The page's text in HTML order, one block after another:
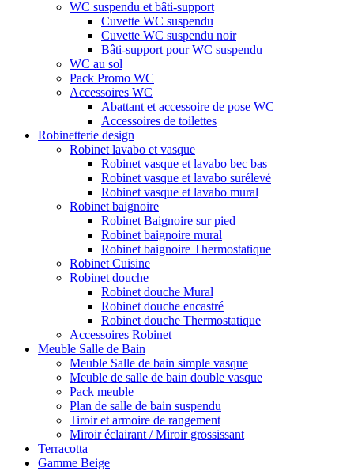
WC suspendu et bâti-support
Cuvette WC suspendu
Cuvette WC suspendu noir
Bâti-support pour WC suspendu
WC au sol
Pack Promo WC
Accessoires WC
Abattant et accessoire de pose WC
Accessoires de toilettes
Robinetterie design
Robinet lavabo et vasque
Robinet vasque et lavabo bec bas
Robinet vasque et lavabo surélevé
Robinet vasque et lavabo mural
Robinet baignoire
Robinet Baignoire sur pied
Robinet baignoire mural
Robinet baignoire Thermostatique
Robinet Cuisine
Robinet douche
Robinet douche Mural
Robinet douche encastré
Robinet douche Thermostatique
Accessoires Robinet
Meuble Salle de Bain
Meuble Salle de bain simple vasque
Meuble de salle de bain double vasque
Pack meuble
Plan de salle de bain suspendu
Tiroir et armoire de rangement
Miroir éclairant / Miroir grossissant
Terracotta
Gamme Beige